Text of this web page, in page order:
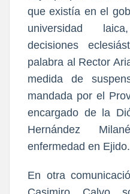
que existía en el
universidad
decisiones
palabra al Rector
medida de
mandada por el
encargado de la
Hernández
enfermedad en Ejido.
En otra